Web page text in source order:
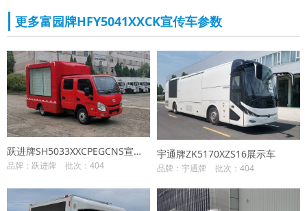
更多富园牌HFY5041XXCK宣传车参数
跃进牌SH5033XXCPEGCNS宣传车
品牌：跃进牌 批次：404
宇通牌ZK5170XZS16展示车
品牌：宇通牌 批次：404